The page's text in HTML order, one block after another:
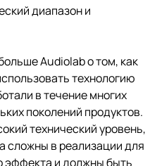
диапазон и
Audiolab о том, как
технологию
в течение многих
поколений продуктов.
технический уровень,
сложны в реализации для
эффекта и должны быть